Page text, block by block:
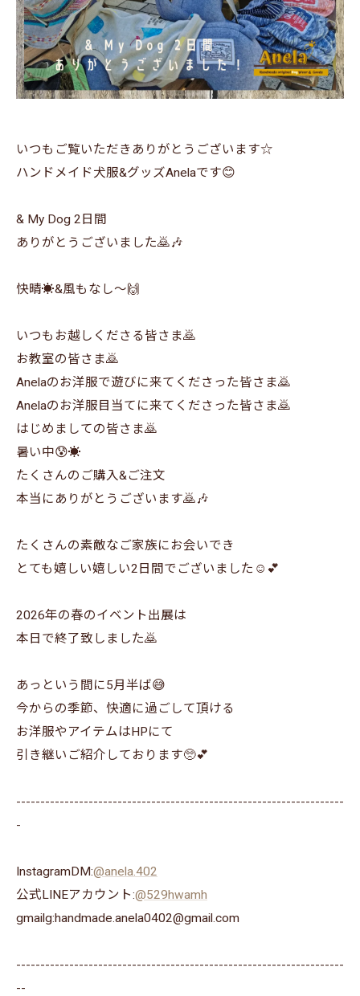
いつもご覧いただきありがとうございます☆
ハンドメイド犬服&グッズAnelaです😊
& My Dog 2日間
ありがとうございました🙇🎶
快晴☀️&風もなし～🙌
いつもお越しくださる皆さま🙇
お教室の皆さま🙇
Anelaのお洋服で遊びに来てくださった皆さま🙇
Anelaのお洋服目当てに来てくださった皆さま🙇
はじめましての皆さま🙇
暑い中😰☀️
たくさんのご購入&ご注文
本当にありがとうございます🙇🎶
たくさんの素敵なご家族にお会いでき
とても嬉しい嬉しい2日間でございました☺️💕
2026年の春のイベント出展は
本日で終了致しました🙇
あっという間に5月半ば😅
今からの季節、快適に過ごして頂ける
お洋服やアイテムはHPにて
引き継いご紹介しております🥺💕
--------------------------------------------------------------------
-
InstagramDM:@anela.402
公式LINEアカウント:@529hwamh
gmailg:handmade.anela0402@gmail.com
--------------------------------------------------------------------
--